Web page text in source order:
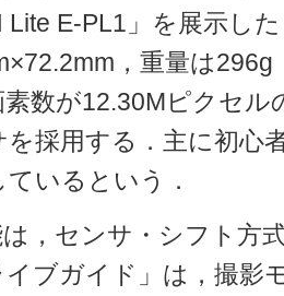
Lite E-PL1」を展示し
，重量は
数が12.30Mピクセル
を採用する．主に初心
いるという．
，センサ・シフト方
ブガイド」は，撮影